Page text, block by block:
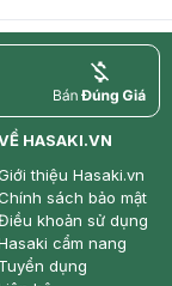
price
HASAKI.VN
thiệu Hasaki.vn
sách bảo mật
khoản sử dụng
cẩm nang
Tuyển dụng